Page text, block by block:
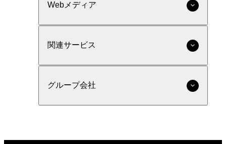
Webメディア
関連サービス
グループ会社